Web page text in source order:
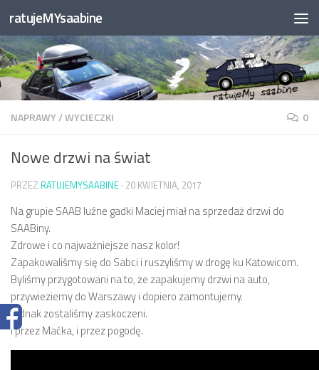
Przejdź do treści
ratujeMYsaabine
NAPRAWY/WYCIECZKI 0
Nowe drzwi na świat
PRZEZ RATUJEMYSAABINE · 20 KWIETNIA, 2017
Na grupie SAAB luźne gadki Maciej miał na sprzedaż drzwi do
SAABiny.
Zdrowe i co najważniejsze nasz kolor!
Zapakowaliśmy się do Sabci i ruszyliśmy w drogę ku Katowicom.
Byliśmy przygotowani na to, że zapakujemy drzwi na auto,
przywieziemy do Warszawy i dopiero zamontujemy.
Jednak zostaliśmy zaskoczeni.
I przez Maćka, i przez pogodę.